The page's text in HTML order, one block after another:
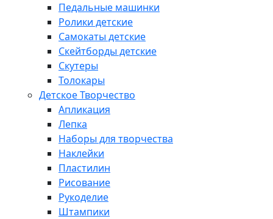
Педальные машинки
Ролики детские
Самокаты детские
Скейтборды детские
Скутеры
Толокары
Детское Творчество
Апликация
Лепка
Наборы для творчества
Наклейки
Пластилин
Рисование
Рукоделие
Штампики